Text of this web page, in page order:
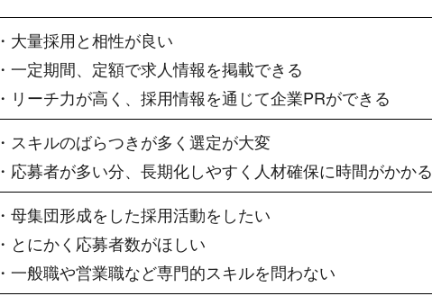
・大量採用と相性が良い
・一定期間、定額で求人情報を掲載できる
・リーチ力が高く、採用情報を通じて企業PRができる
・スキルのばらつきが多く選定が大変
・応募者が多い分、長期化しやすく人材確保に時間がかかる
・母集団形成をした採用活動をしたい
・とにかく応募者数がほしい
・一般職や営業職など専門的スキルを問わない